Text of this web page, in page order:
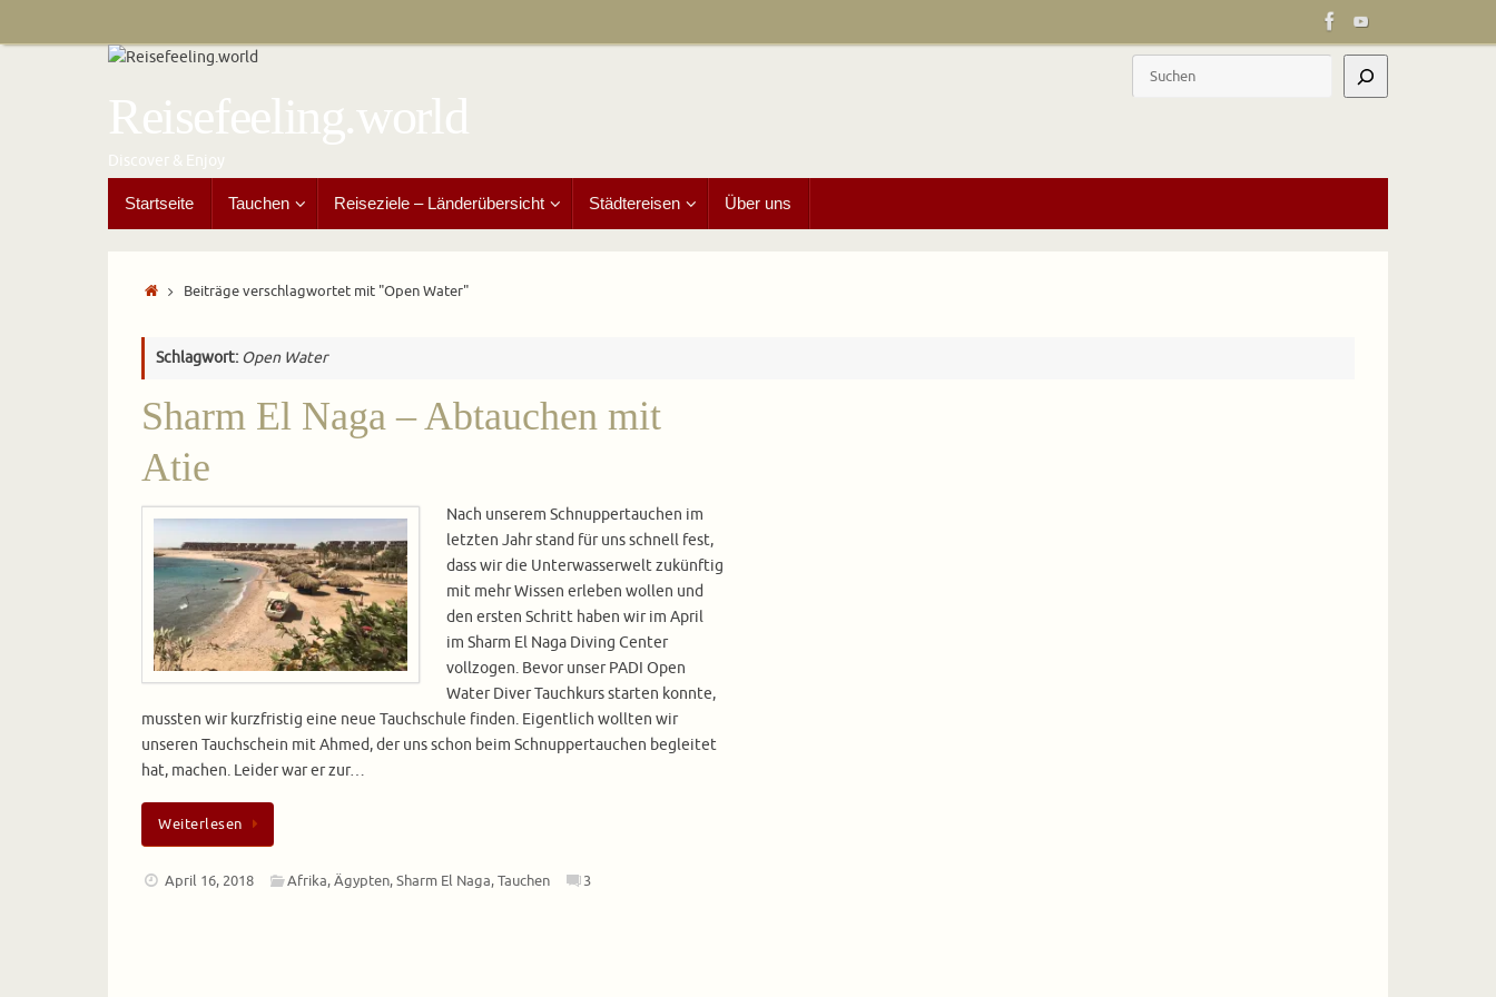
Reisefeeling.world
Discover & Enjoy
Suchen
Inhalt
springen
Startseite Tauchen Reiseziele – Länderübersicht Städtereisen Über uns
StartBeiträge verschlagwortet mit "Open Water"
Schlagwort: Open Water
Sharm El Naga – Abtauchen mit
Atie
Nach unserem Schnuppertauchen im
letzten Jahr stand für uns schnell fest,
dass wir die Unterwasserwelt zukünftig
mit mehr Wissen erleben wollen und
den ersten Schritt haben wir im April
im Sharm El Naga Diving Center
vollzogen. Bevor unser PADI Open
Water Diver Tauchkurs starten konnte,
mussten wir kurzfristig eine neue Tauchschule finden. Eigentlich wollten wir
unseren Tauchschein mit Ahmed, der uns schon beim Schnuppertauchen begleitet
hat, machen. Leider war er zur…
Weiterlesen
April 16, 2018 Afrika,Ägypten,Sharm El Naga,Tauchen 3